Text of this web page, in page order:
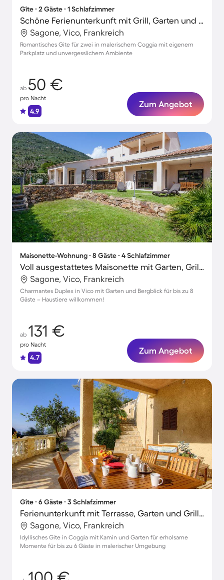
Gîte ∙ 2 Gäste ∙ 1 Schlafzimmer
Schöne Ferienunterkunft mit Grill, Garten und Terrasse | Neben dem Strand
Sagone, Vico, Frankreich
Romantisches Gite für zwei in malerischem Coggia mit eigenem
Parkplatz und unvergesslichem Ambiente
ab 50 €
pro Nacht
4.9
Zum Angebot
Maisonette-Wohnung ∙ 8 Gäste ∙ 4 Schlafzimmer
Voll ausgestattetes Maisonette mit Garten, Grill und Terrasse | Bergblick | Haustierfreundlich
Sagone, Vico, Frankreich
Charmantes Duplex in Vico mit Garten und Bergblick für bis zu 8
Gäste – Haustiere willkommen!
ab 131 €
pro Nacht
4.7
Zum Angebot
Gîte ∙ 6 Gäste ∙ 3 Schlafzimmer
Ferienunterkunft mit Terrasse, Garten und Grill | Neben dem Strand
Sagone, Vico, Frankreich
Idyllisches Gite in Coggia mit Kamin und Garten für erholsame
Momente für bis zu 6 Gäste in malerischer Umgebung